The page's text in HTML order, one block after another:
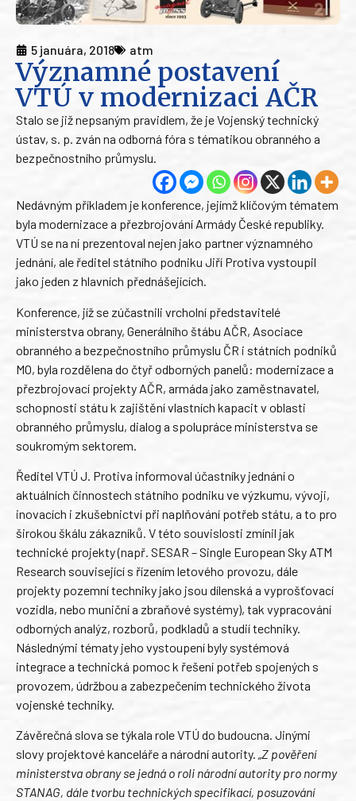
5 januára, 2018 atm
Významné postavení
VTÚ v modernizaci AČR
Stalo se již nepsaným pravidlem, že je Vojenský technický
ústav, s. p. zván na odborná fóra s tématikou obranného a
bezpečnostního průmyslu.
Nedávným příkladem je konference, jejímž klíčovým tématem
byla modernizace a přezbrojování Armády České republiky.
VTÚ se na ní prezentoval nejen jako partner významného
jednání, ale ředitel státního podniku Jiří Protiva vystoupil
jako jeden z hlavních přednášejících.
Konference, jíž se zúčastnili vrcholní představitelé
ministerstva obrany, Generálního štábu AČR, Asociace
obranného a bezpečnostního průmyslu ČR i státních podniků
MO, byla rozdělena do čtyř odborných panelů: modernizace a
přezbrojovací projekty AČR, armáda jako zaměstnavatel,
schopnosti státu k zajištění vlastních kapacit v oblasti
obranného průmyslu, dialog a spolupráce ministerstva se
soukromým sektorem.
Ředitel VTÚ J. Protiva informoval účastníky jednání o
aktuálních činnostech státního podniku ve výzkumu, vývoji,
inovacích i zkušebnictví při naplňování potřeb státu, a to pro
širokou škálu zákazníků. V této souvislosti zmínil jak
technické projekty (např. SESAR – Single European Sky ATM
Research související s řízením letového provozu, dále
projekty pozemní techniky jako jsou dílenská a vyprošťovací
vozidla, nebo muniční a zbraňové systémy), tak vypracování
odborných analýz, rozborů, podkladů a studií techniky.
Následnými tématy jeho vystoupení byly systémová
integrace a technická pomoc k řešení potřeb spojených s
provozem, údržbou a zabezpečením technického života
vojenské techniky.
Závěrečná slova se týkala role VTÚ do budoucna. Jinými
slovy projektové kanceláře a národní autority. „Z pověření
ministerstva obrany se jedná o roli národní autority pro normy
STANAG, dále tvorbu technických specifikací, posuzování